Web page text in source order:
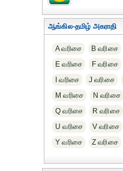
ஆங்கில-தமிழ் அகராதி
A வரிசை B வரிசை
E வரிசை
F வரிசை
I வரிசை
J வரிசை
M வரிசை
N வரிசை
Q வரிசை
R வரிசை
U வரிசை
V வரிசை
Y வரிசை
Z வரிசை